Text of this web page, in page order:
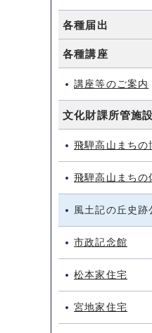
各種届出
各種講座
講座等のご案内
文化財課所管施設
飛騨高山まちの
飛騨高山まちの
風土記の丘史跡
市政記念館
松本家住宅
宮地家住宅